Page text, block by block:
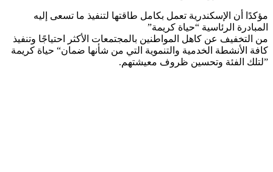
مؤكدًا أن الإسكندرية تعمل بكامل طاقتها لتنفيذ ما تسعى إليه
المبادرة الرئاسية “حياة كريمة”
من التخفيف عن كاهل المواطنين بالمجتمعات الأكثر احتياجًا وتنفيذ
كافة الأنشطة الخدمية والتنموية التي من شأنها ضمان“ حياة كريمة
”لتلك الفئة وتحسين ظروف معيشتهم.